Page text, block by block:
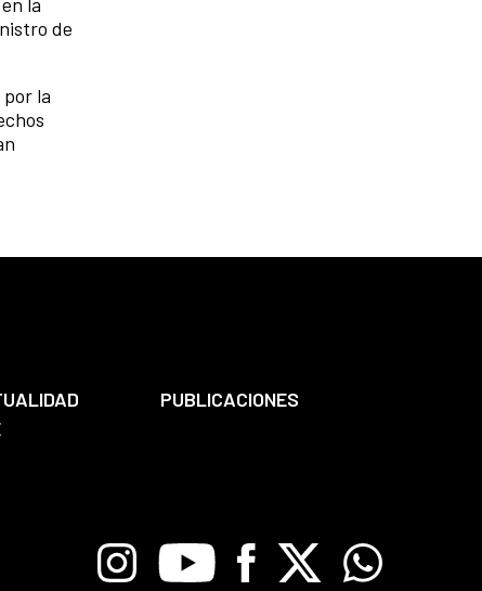
de
la
PUBLICACIONES
InstagramYoutube Facebook
X Whatsapp